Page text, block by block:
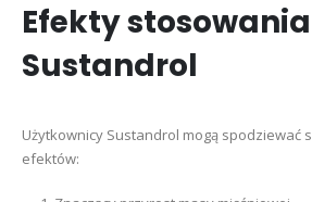
Efekty stosowania
Sustandrol
Użytkownicy Sustandrol mogą spodziewać
efektów: